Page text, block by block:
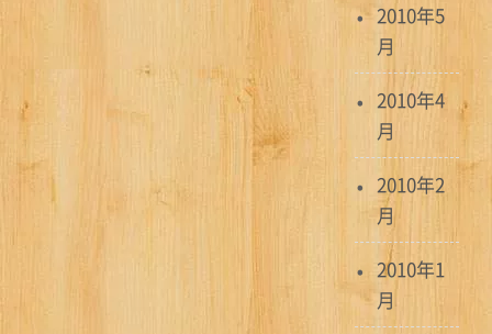
2010年5
月
2010年4
月
2010年2
月
2010年1
月